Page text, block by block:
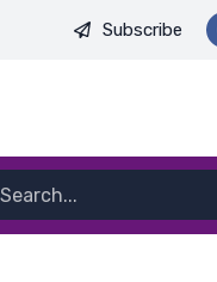
PEREIRA DIAS,
Subscribe